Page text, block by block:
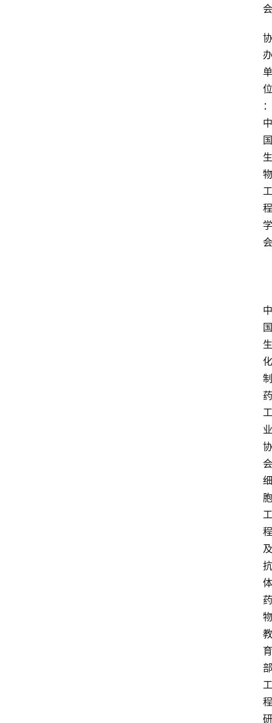
会
协
办
单
位
：
中
国
生
物
工
程
学
会
中
国
生
化
制
药
工
业
协
会
细
胞
工
程
及
抗
体
药
物
教
育
部
工
程
研